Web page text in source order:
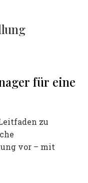
für eine
zu
vor – mit